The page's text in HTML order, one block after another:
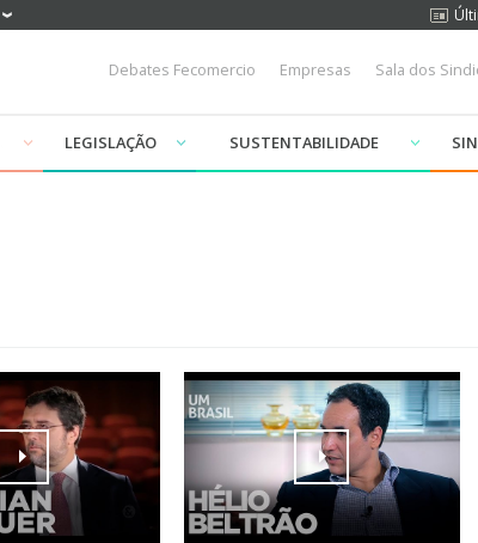
Debates Fecomercio Empresas Sala dos
LEGISLAÇÃO SUSTENTABILIDADE